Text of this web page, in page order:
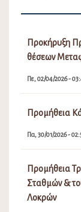
Προκήρυξη
θέσεων
Πε, 02/04/2026 -
Προμήθεια
Πα, 30/01/2026 -
Προμήθεια
Σταθμών &
Λοκρών